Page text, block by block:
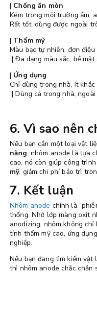
| Chống
Kém trong
Rất tốt, dùng được ngoài
|
Màu bạc tự
| Đa dạng màu sắc, bề
| Ứng
Chỉ dùng
| Dùng cả trong nhà,
6. Vì sao nên
Nếu bạn cần một loại vật
năng, nhôm anode là lựa
cao, nó còn giúp công trình
mỹ, giảm chi phí bảo trì
7. Kết luận
Nhôm anode chính là
thống. Nhờ lớp màng oxit
anodizing, nhôm không chỉ
tính thẩm mỹ cao, ứng
nghiệp.
Nếu bạn đang tìm kiếm vật
thì nhôm anode chắc chắn